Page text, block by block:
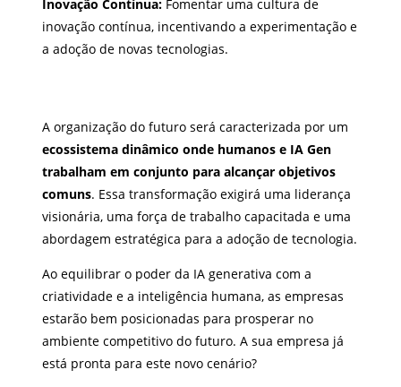
Inovação Contínua: Fomentar uma cultura de
inovação contínua, incentivando a experimentação e
a adoção de novas tecnologias.
A organização do futuro será caracterizada por um
ecossistema dinâmico onde humanos e IA Gen
trabalham em conjunto para alcançar objetivos
comuns. Essa transformação exigirá uma liderança
visionária, uma força de trabalho capacitada e uma
abordagem estratégica para a adoção de tecnologia.
Ao equilibrar o poder da IA generativa com a
criatividade e a inteligência humana, as empresas
estarão bem posicionadas para prosperar no
ambiente competitivo do futuro. A sua empresa já
está pronta para este novo cenário?